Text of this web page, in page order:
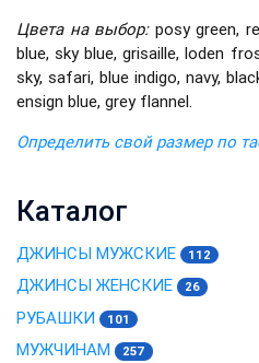
Цвета на выбор:posy green,
blue, sky blue, grisaille, loden
sky, safari, blue indigo, navy,
ensign blue, grey flannel.
Определить свой размер по
Каталог
ДЖИНСЫ МУЖСКИЕ 112
ДЖИНСЫ ЖЕНСКИЕ 26
РУБАШКИ 101
МУЖЧИНАМ 257